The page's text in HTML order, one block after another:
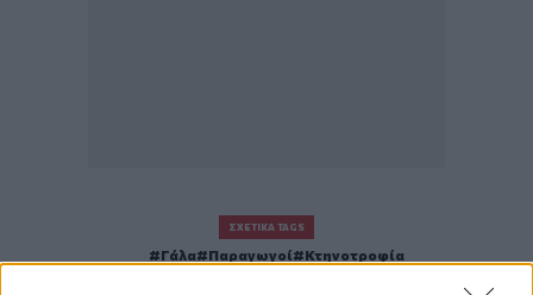
ΣΧΕΤΙΚΆ TAGS
Γάλα Παραγωγοί Κτηνοτροφία